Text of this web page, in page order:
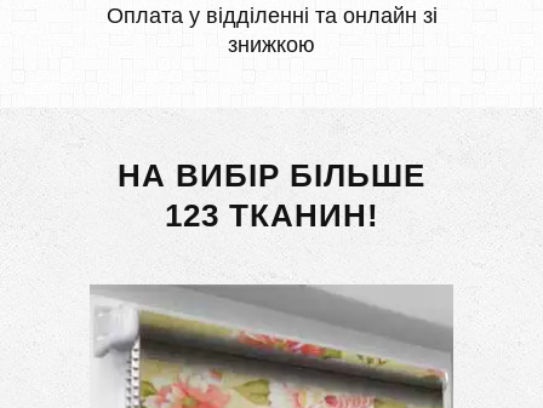
Оплата у відділенні та онлайн зі
знижкою
НА ВИБІР БІЛЬШЕ
123 ТКАНИН!